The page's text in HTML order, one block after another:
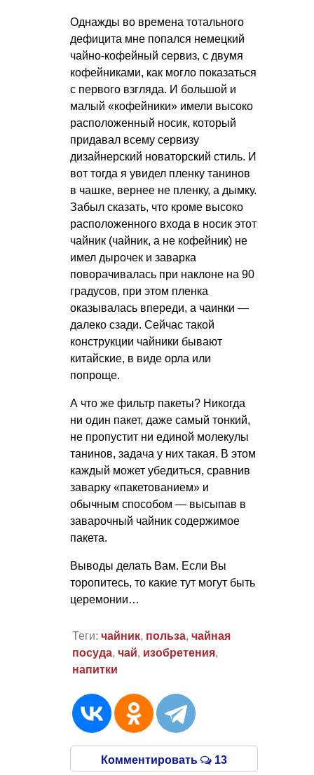
Однажды во времена тотального
дефицита мне попался немецкий
чайно-кофейный сервиз, с двумя
кофейниками, как могло показаться
с первого взгляда. И большой и
малый «кофейники» имели высоко
расположенный носик, который
придавал всему сервизу
дизайнерский новаторский стиль. И
вот тогда я увидел пленку танинов
в чашке, вернее не пленку, а дымку.
Забыл сказать, что кроме высоко
расположенного входа в носик этот
чайник (чайник, а не кофейник) не
имел дырочек и заварка
поворачивалась при наклоне на 90
градусов, при этом пленка
оказывалась впереди, а чаинки —
далеко сзади. Сейчас такой
конструкции чайники бывают
китайские, в виде орла или
попроще.
А что же фильтр пакеты? Никогда
ни один пакет, даже самый тонкий,
не пропустит ни единой молекулы
танинов, задача у них такая. В этом
каждый может убедиться, сравнив
заварку «пакетованием» и
обычным способом — высыпав в
заварочный чайник содержимое
пакета.
Выводы делать Вам. Если Вы
торопитесь, то какие тут могут быть
церемонии…
Теги: чайник, польза, чайная
посуда, чай, изобретения,
напитки
Комментировать 13